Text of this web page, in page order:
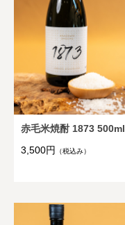
赤毛米焼酎 1873 500ml
3,500円
（税込み）